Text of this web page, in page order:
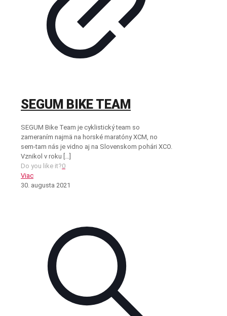
SEGUM BIKE TEAM
SEGUM Bike Team je cyklistický team so
zameraním najmä na horské maratóny XCM, no
sem-tam nás je vidno aj na Slovenskom pohári XCO.
Vznikol v roku […]
Do you like it?0
Viac
30. augusta 2021